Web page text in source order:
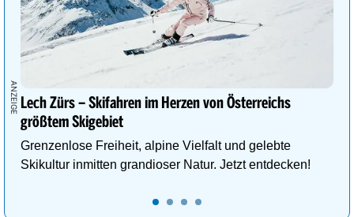
Lech Zürs – Skifahren im Herzen von Österreichs
größtem Skigebiet
Grenzenlose Freiheit, alpine Vielfalt und gelebte
Skikultur inmitten grandioser Natur. Jetzt entdecken!